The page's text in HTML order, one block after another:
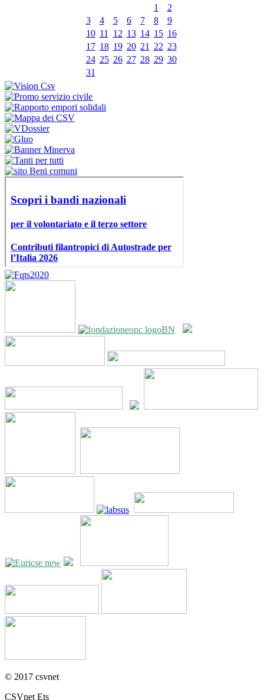
1
2
3
4 5 6 7 8
9
10 11 12 13 14 15 16
17 18 19 20 21 22 23
24 25 26 27 28 29 30
31
© 2017 csvnet
CSVnet Ets